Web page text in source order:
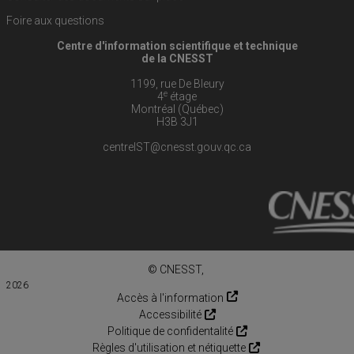
Foire aux questions
Centre d'information scientifique et technique
de la CNESST
1199, rue De Bleury
4e étage
Montréal (Québec)
H3B 3J1
centreIST@cnesst.gouv.qc.ca
© CNESST,
2026
Accès à l'information
Accessibilité
Politique de confidentalité
Règles d'utilisation et nétiquette